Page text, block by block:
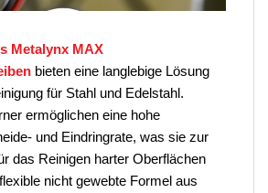
Metalynx MAX
bieten eine langlebige Lösung
für Stahl und Edelstahl.
ermöglichen eine hohe
und Eindringrate, was sie zur
das Reinigen harter Oberflächen
nicht gewebte Formel aus